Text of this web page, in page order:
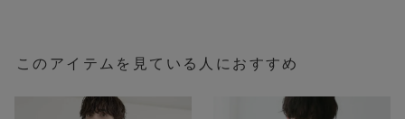
このアイテムを見ている人におすすめ